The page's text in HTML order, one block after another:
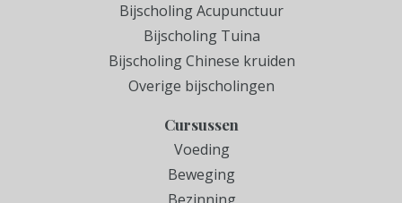
Bijscholing Acupunctuur
Bijscholing Tuina
Bijscholing Chinese kruiden
Overige bijscholingen
Cursussen
Voeding
Beweging